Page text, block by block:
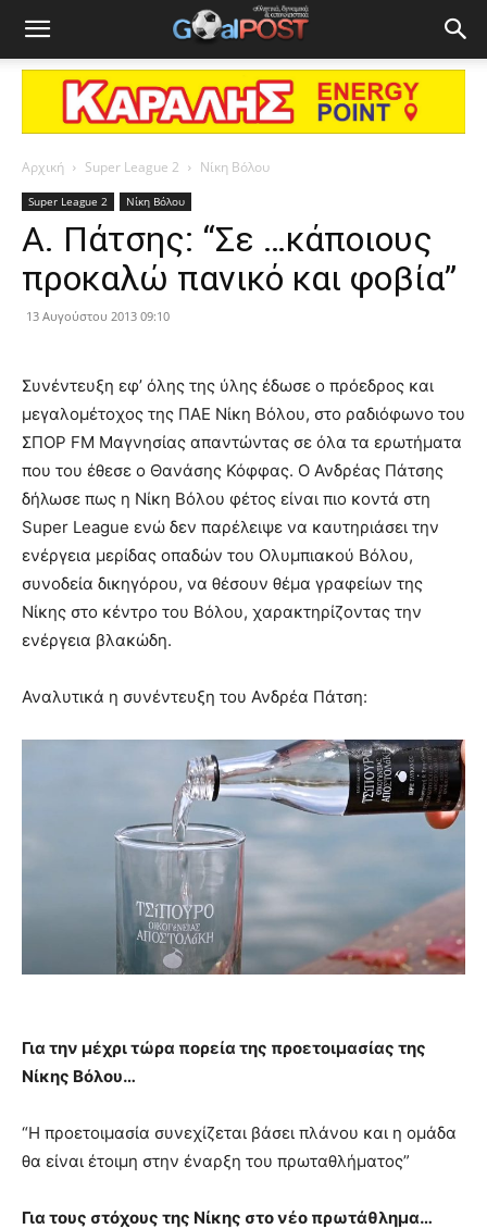
Αρχική Super League 2 Νίκη Βόλου
Super League 2 Νίκη Βόλου
Α. Πάτσης: “Σε …κάποιους
προκαλώ πανικό και φοβία”
13 Αυγούστου 2013 09:10
Συνέντευξη εφ’ όλης της ύλης έδωσε ο πρόεδρος και
μεγαλομέτοχος της ΠΑΕ Νίκη Βόλου, στο ραδιόφωνο του
ΣΠΟΡ FM Μαγνησίας απαντώντας σε όλα τα ερωτήματα
που του έθεσε ο Θανάσης Κόφφας. Ο Ανδρέας Πάτσης
δήλωσε πως η Νίκη Βόλου φέτος είναι πιο κοντά στη
Super League ενώ δεν παρέλειψε να καυτηριάσει την
ενέργεια μερίδας οπαδών του Ολυμπιακού Βόλου,
συνοδεία δικηγόρου, να θέσουν θέμα γραφείων της
Νίκης στο κέντρο του Βόλου, χαρακτηρίζοντας την
ενέργεια βλακώδη.
Αναλυτικά η συνέντευξη του Ανδρέα Πάτση:
Για την μέχρι τώρα πορεία της προετοιμασίας της
Νίκης Βόλου…
“Η προετοιμασία συνεχίζεται βάσει πλάνου και η ομάδα
θα είναι έτοιμη στην έναρξη του πρωταθλήματος”
Για τους στόχους της Νίκης στο νέο πρωτάθλημα…